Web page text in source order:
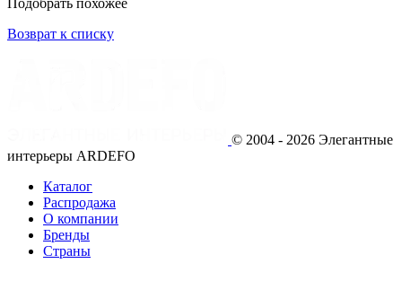
Подобрать похожее
Возврат к списку
© 2004 - 2026 Элегантные
интерьеры ARDEFO
Каталог
Распродажа
О компании
Бренды
Страны